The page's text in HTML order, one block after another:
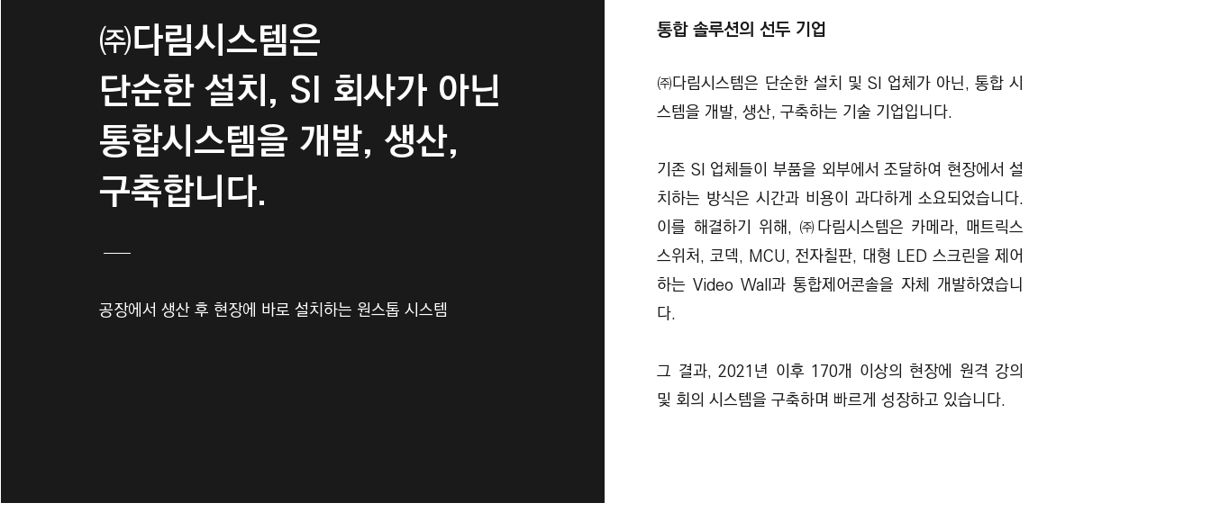
㈜다림시스템은
단순한 설치, SI 회사가 아닌
통합시스템을 개발, 생산,
구축합니다.
공장에서 생산 후 현장에 바로 설치하는 원스톱 시스템
통합 솔루션의 선두 기업
㈜다림시스템은 단순한 설치 및 SI 업체가 아닌, 통합 시
스템을 개발, 생산, 구축하는 기술 기업입니다.
기존 SI 업체들이 부품을 외부에서 조달하여 현장에서 설
치하는 방식은 시간과 비용이 과다하게 소요되었습니다.
이를 해결하기 위해, ㈜다림시스템은 카메라, 매트릭스
스위처, 코덱, MCU, 전자칠판, 대형 LED 스크린을 제어
하는 Video Wall과 통합제어콘솔을 자체 개발하였습니
다.
그 결과, 2021년 이후 170개 이상의 현장에 원격 강의
및 회의 시스템을 구축하며 빠르게 성장하고 있습니다.